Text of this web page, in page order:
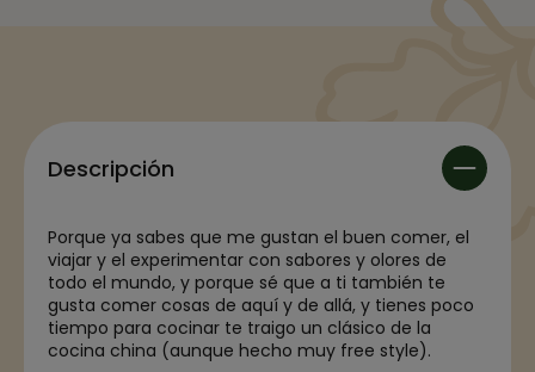
Descripción
Porque ya sabes que me gustan el buen comer, el
viajar y el experimentar con sabores y olores de
todo el mundo, y porque sé que a ti también te
gusta comer cosas de aquí y de allá, y tienes poco
tiempo para cocinar te traigo un clásico de la
cocina china (aunque hecho muy free style).